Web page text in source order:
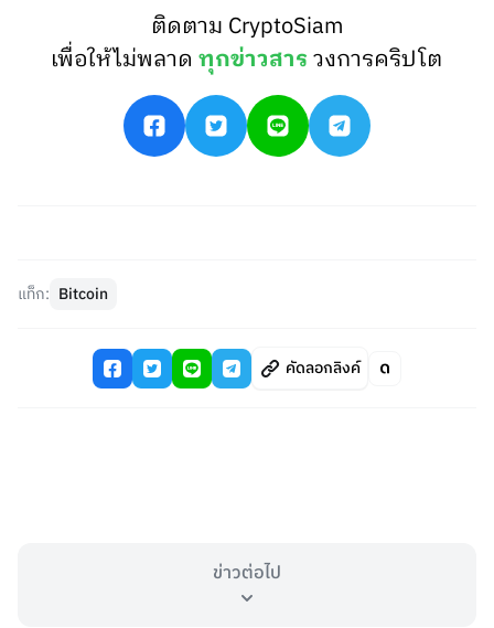
ติดตาม CryptoSiam
เพื่อให้ไม่พลาดทุกข่าวสารวงการคริปโต
แท็ก: Bitcoin
คัดลอกลิงค์
ข่าวต่อไป